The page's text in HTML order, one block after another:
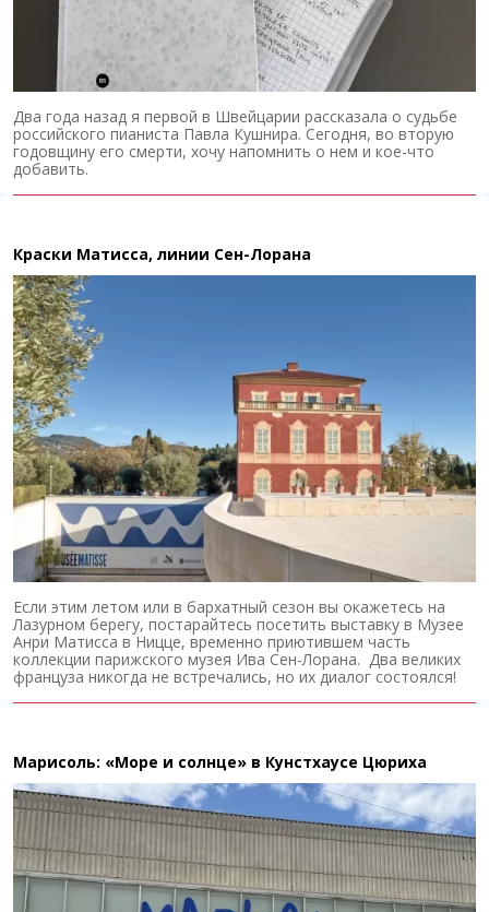
Два года назад я первой в Швейцарии рассказала о судьбе
российского пианиста Павла Кушнира. Сегодня, во вторую
годовщину его смерти, хочу напомнить о нем и кое-что
добавить.
Краски Матисса, линии Сен-Лорана
Если этим летом или в бархатный сезон вы окажетесь на
Лазурном берегу, постарайтесь посетить выставку в Музее
Анри Матисса в Ницце, временно приютившем часть
коллекции парижского музея Ива Сен-Лорана. Два великих
француза никогда не встречались, но их диалог состоялся!
Марисоль: «Море и солнце» в Кунстхаусе Цюриха